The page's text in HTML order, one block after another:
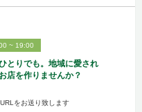
~ 19:00
とりでも。地域に愛され
店を作りませんか？
をお送り致します